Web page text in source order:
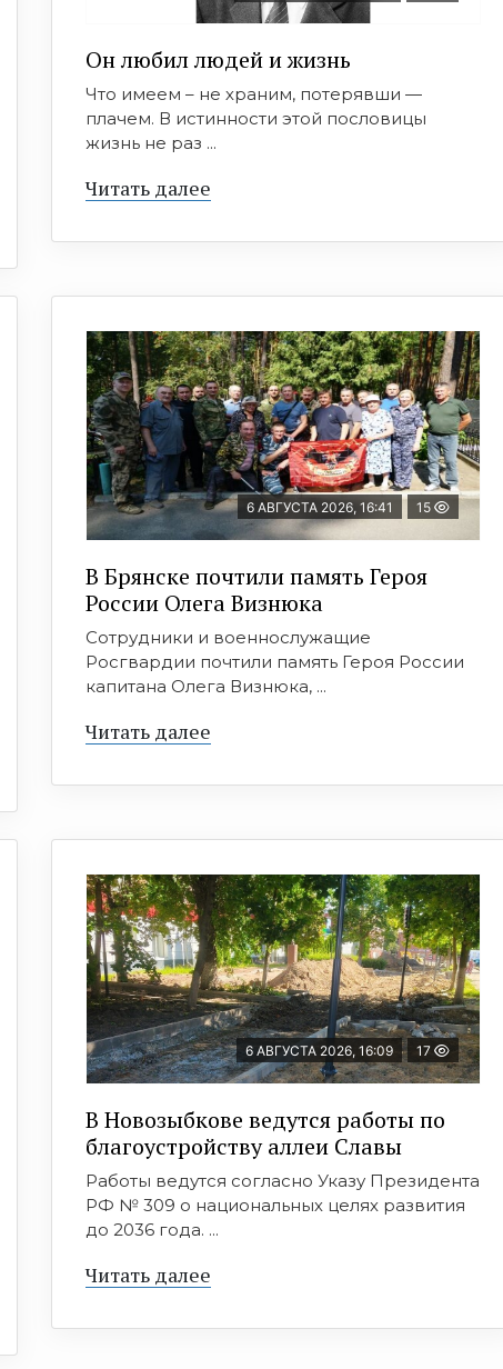
Он любил людей и жизнь
Что имеем – не храним, потерявши —
плачем. В истинности этой пословицы
жизнь не раз ...
Читать далее
6 АВГУСТА 2026, 16:41 15
В Брянске почтили память Героя
России Олега Визнюка
Сотрудники и военнослужащие
Росгвардии почтили память Героя России
капитана Олега Визнюка, ...
Читать далее
6 АВГУСТА 2026, 16:09 17
В Новозыбкове ведутся работы по
благоустройству аллеи Славы
Работы ведутся согласно Указу Президента
РФ № 309 о национальных целях развития
до 2036 года. ...
Читать далее